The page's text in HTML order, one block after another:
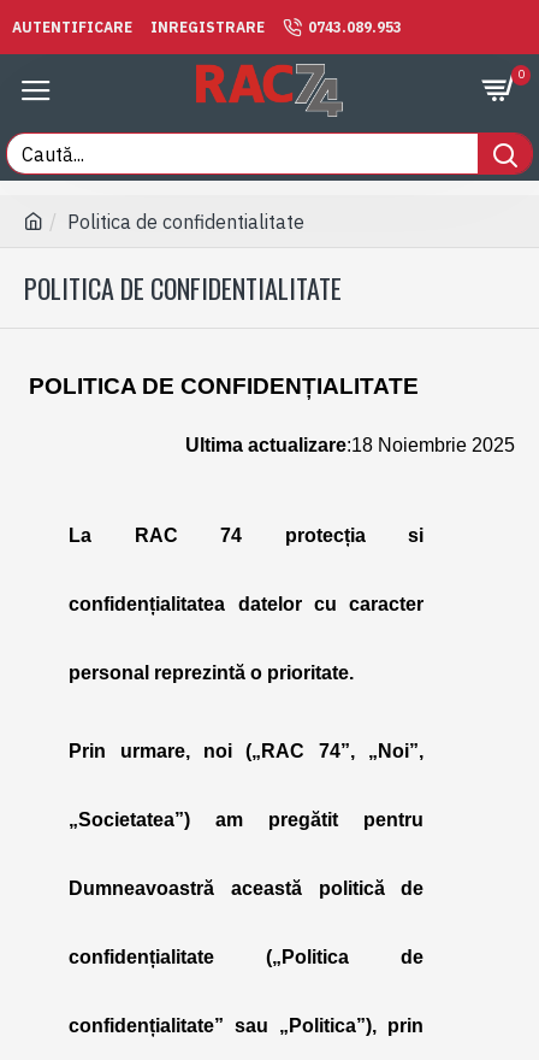
AUTENTIFICARE INREGISTRARE 0743.089.953
0
Politica de confidentialitate
POLITICA DE CONFIDENTIALITATE
POLITICA DE CONFIDENȚIALITATE
Ultima actualizare:18 Noiembrie 2025
La RAC 74 protecția si
confidențialitatea datelor cu caracter
personal reprezintă o prioritate.
Prin urmare, noi („ RAC 74”, „ Noi”,
„Societatea”) am pregătit pentru
Dumneavoastră această politică de
confidențialitate („ Politica de
confidențialitate” sau „ Politica”), prin